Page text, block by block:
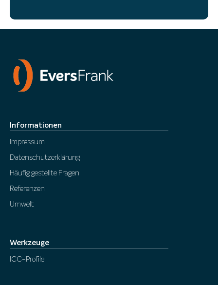
Informationen
Impressum
Datenschutzerklärung
Häufig gestellte Fragen
Referenzen
Umwelt
Werkzeuge
ICC-Profile